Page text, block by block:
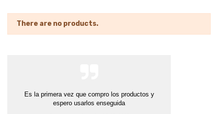
There are no products.
Es la primera vez que compro los productos y
espero usarlos enseguida